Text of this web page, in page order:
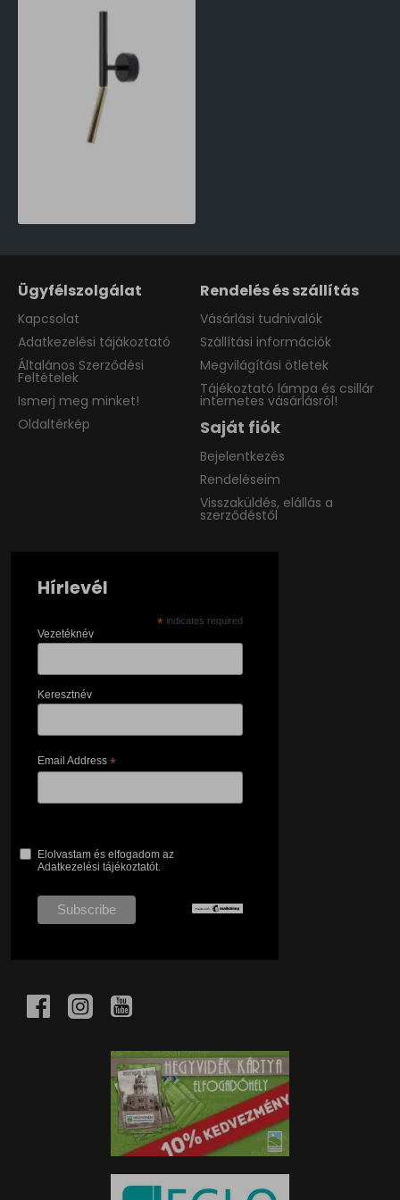
Ügyfélszolgálat
Kapcsolat
Adatkezelési tájákoztató
Általános Szerződési
Feltételek
Ismerj meg minket!
Oldaltérkép
Rendelés és szállítás
Vásárlási tudnivalók
Szállítási információk
Megvilágítási ötletek
Tájékoztató lámpa és csillár
internetes vásárlásról!
Saját fiók
Bejelentkezés
Rendeléseim
Visszaküldés, elállás a
szerződéstől
Hírlevél
* indicates required
Vezetéknév
Keresztnév
Email Address *
Elolvastam és elfogadom az
Adatkezelési tájékoztatót.